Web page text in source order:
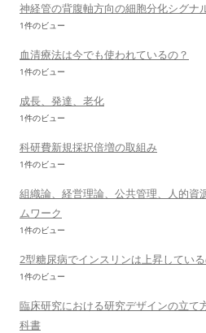
神経管の背腹軸方向の細胞分化シグナ
1件のビュー
血清療法は今でも使われているの？
1件のビュー
成長、発達、老化
1件のビュー
科研費新規採択倍増の取組み
1件のビュー
組織論、経営理論、公共管理、人的資
ムワーク
1件のビュー
2型糖尿病でインスリンは上昇してい
1件のビュー
臨床研究における研究デザインの立て
科書